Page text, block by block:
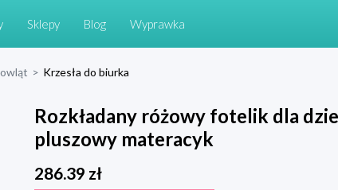
Sklepy Blog Wyprawka
> Krzesła do biurka
Rozkładany różowy fotelik dla
pluszowy materacyk
286.39 zł